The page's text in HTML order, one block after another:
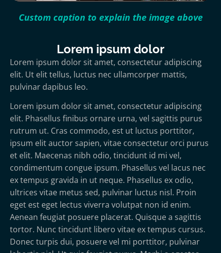
Custom caption to explain the image above
Lorem ipsum dolor
Lorem ipsum dolor sit amet, consectetur adipiscing
elit. Ut elit tellus, luctus nec ullamcorper mattis,
pulvinar dapibus leo.
Lorem ipsum dolor sit amet, consectetur adipiscing
elit. Phasellus finibus ornare urna, vel sagittis purus
rutrum ut. Cras commodo, est ut luctus porttitor,
ipsum elit auctor sapien, vitae consectetur orci purus
et elit. Maecenas nibh odio, tincidunt id mi vel,
condimentum congue ipsum. Phasellus vel lacus nec
ex tempus gravida in ut neque. Phasellus ex odio,
ultrices vitae metus sed, pulvinar luctus nisl. Proin
eget est eget lectus viverra volutpat non id enim.
Aenean feugiat posuere placerat. Quisque a sagittis
tortor. Nunc tincidunt libero vitae ex tempus cursus.
Donec turpis dui, posuere vel mi porttitor, pulvinar